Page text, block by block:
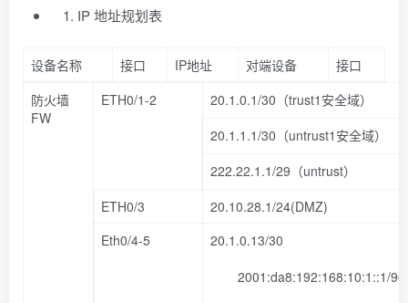
IP 地址规划表
设备名称 接口 IP地址 对端设备
接口
防火墙
FW
ETH0/1-2
20.1.0.1/30（trust1安全域）
20.1.1.1/30（untrust1安全域）
222.22.1.1/29（untrust）
ETH0/3
20.10.28.1/24(DMZ)
Eth0/4-5
20.1.0.13/30
2001:da8:192:168:10:1::1/96